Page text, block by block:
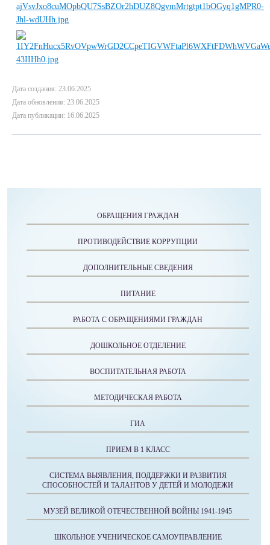
Дата создания: 23.06.2025
Дата обновления: 23.06.2025
Дата публикации: 16.06.2025
ОБРАЩЕНИЯ ГРАЖДАН
ПРОТИВОДЕЙСТВИЕ КОРРУПЦИИ
ДОПОЛНИТЕЛЬНЫЕ СВЕДЕНИЯ
ПИТАНИЕ
РАБОТА С ОБРАЩЕНИЯМИ ГРАЖДАН
ДОШКОЛЬНОЕ ОТДЕЛЕНИЕ
ВОСПИТАТЕЛЬНАЯ РАБОТА
МЕТОДИЧЕСКАЯ РАБОТА
ГИА
ПРИЕМ В 1 КЛАСС
СИСТЕМА ВЫЯВЛЕНИЯ, ПОДДЕРЖКИ И РАЗВИТИЯ
СПОСОБНОСТЕЙ И ТАЛАНТОВ У ДЕТЕЙ И МОЛОДЕЖИ
МУЗЕЙ ВЕЛИКОЙ ОТЕЧЕСТВЕННОЙ ВОЙНЫ 1941-1945
ШКОЛЬНОЕ УЧЕНИЧЕСКОЕ САМОУПРАВЛЕНИЕ